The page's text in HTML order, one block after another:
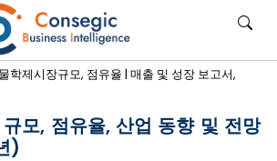
학제시장규모, 점유율 | 매출 및 성장 보고서,
모, 점유율, 산업 동향 및 전망
)